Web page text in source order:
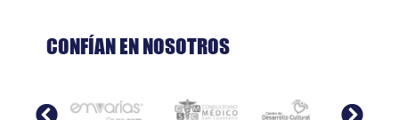
CONFÍAN EN NOSOTROS